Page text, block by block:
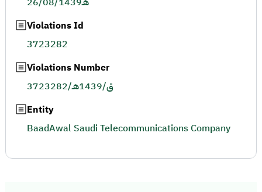
Violations Id
3723282
Violations Number
3723282/ق/1439هـ
Entity
BaadAwal Saudi Telecommunications Company